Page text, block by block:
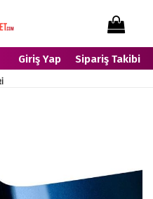
Giriş Yap Sipariş Takibi